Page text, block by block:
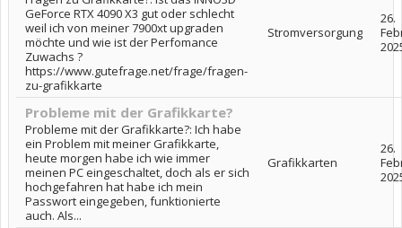
GeForce RTX 4090 X3 gut oder schlecht
weil ich von meiner 7900xt upgraden
möchte und wie ist der Perfomance
Zuwachs ?
https://www.gutefrage.net/frage/fragen-
zu-grafikkarte
Stromversorgung
26.
Probleme mit der Grafikkarte?
Probleme mit der Grafikkarte?: Ich habe
ein Problem mit meiner Grafikkarte,
heute morgen habe ich wie immer
meinen PC eingeschaltet, doch als er sich
hochgefahren hat habe ich mein
Passwort eingegeben, funktionierte
auch. Als...
Grafikkarten
26.